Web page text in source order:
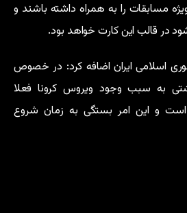
مسابقات را به همراه داشته باشند و
در قالب این کارت خواهد بود.
اسلامی ایران اضافه کرد:‌ در خصوص
به سبب وجود ویروس کرونا فعلا
و این امر بستگی به زمان شروع